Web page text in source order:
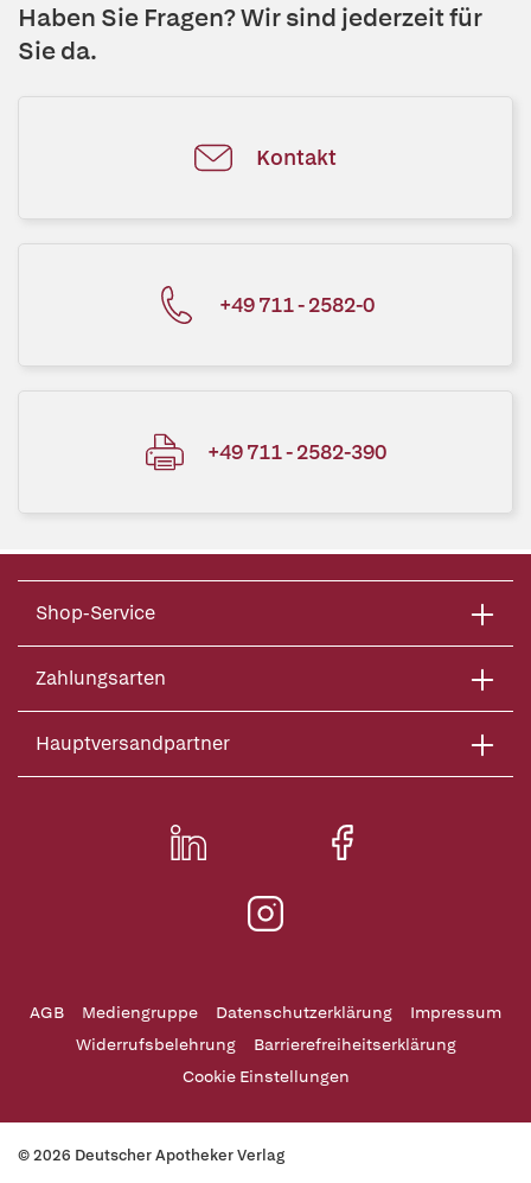
Haben Sie Fragen? Wir sind jederzeit für
Sie da.
Kontakt
+49 711 - 2582-0
+49 711 - 2582-390
Shop-Service
Zahlungsarten
Hauptversandpartner
AGB Mediengruppe Datenschutzerklärung
Impressum
Widerrufsbelehrung
Barrierefreiheitserklärung
Cookie Einstellungen
© 2026 Deutscher Apotheker Verlag